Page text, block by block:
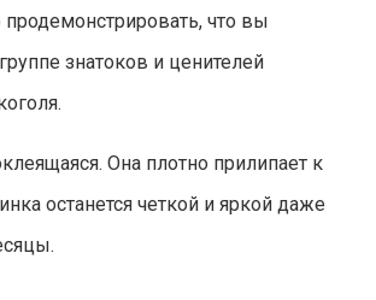
что вы
знатоков и ценителей
Она плотно прилипает к
останется четкой и яркой даже